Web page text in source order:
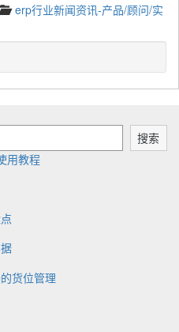
C
t
g
o
erp行业新闻资讯-产品/顾问/实
搜索
用教程
货位管理